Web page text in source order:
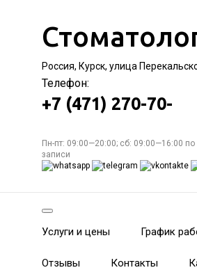
Россия, Курск, улица
Телефон:
+7 (471) 270-70-
Пн-пт: 09:00—20:00; сб: 09:00—16:00 по
записи
Услуги и цены График
Отзывы Контакты